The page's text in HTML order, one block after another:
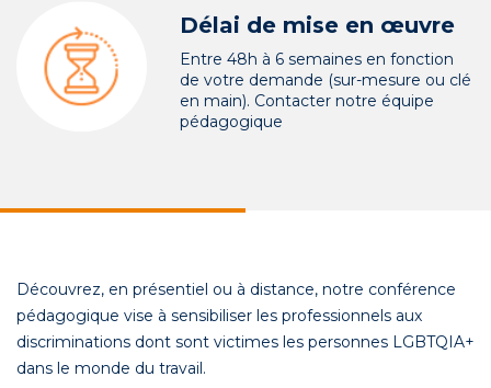
Délai de mise en œuvre
Entre 48h à 6 semaines en fonction
de votre demande (sur-mesure ou clé
en main). Contacter notre équipe
pédagogique
Découvrez, en présentiel ou à distance, notre conférence
pédagogique vise à sensibiliser les professionnels aux
discriminations dont sont victimes les personnes LGBTQIA+
dans le monde du travail.